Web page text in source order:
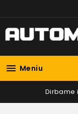
 Meniu
Dirbame